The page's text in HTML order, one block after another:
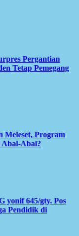
Pergantian
Tetap Pemegang
Meleset, Program
Abal?
yonif 645/gty. Pos
Pendidik di